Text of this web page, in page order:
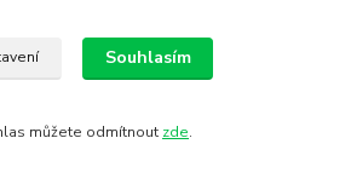
Koupit
strana z 1
Souhlasím
můžete odmítnout zde.